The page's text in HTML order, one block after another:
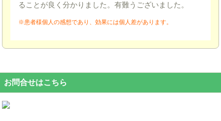
ることが良く分かりました。有難うございました。
※患者様個人の感想であり、効果には個人差があります。
お問合せはこちら